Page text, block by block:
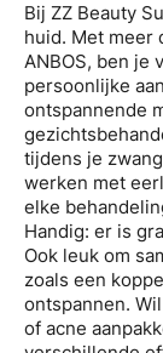
Bij ZZ Beauty
huid. Met meer
ANBOS, ben je
persoonlijke
ontspannende
tijdens je
werken met
elke
Handig: er is
Ook leuk om
zoals een
ontspannen.
of acne